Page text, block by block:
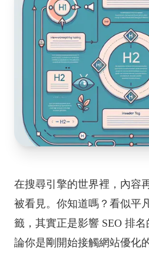
在搜尋引擎的世界裡，內容
被看見。你知道嗎？看似平
籤，其實正是影響 SEO 排
論你是剛開始接觸網站優化